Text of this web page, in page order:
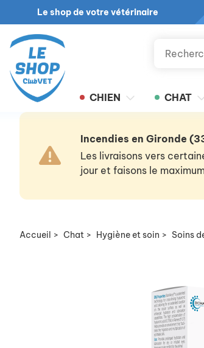
Le shop de votre vétérinaire
CHIEN CHAT
Incendies en Gironde
Les livraisons vers
jour et faisons le
Accueil > Chat > Hygiène et soin > Soins